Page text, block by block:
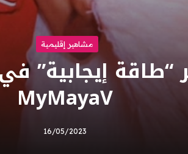
مشاهير إقليمية
“طاقة إيجابية”
MyMayaV
16/05/2023